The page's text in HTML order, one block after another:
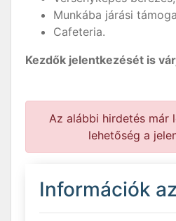
Munkába járási
Cafeteria.
Kezdők jelentkezését is
Az alábbi hirdetés már
lehetőség a
Információk